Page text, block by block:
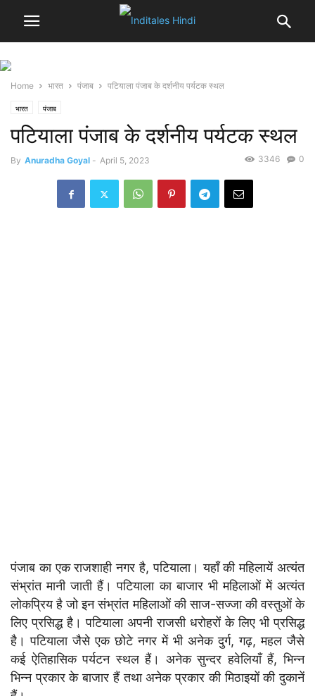
Home भारत पंजाब पटियाला पंजाब के दर्शनीय पर्यटक स्थल
भारत पंजाब
पटियाला पंजाब के दर्शनीय पर्यटक स्थल
By Anuradha Goyal - April 5, 2023 0
3346
पंजाब का एक राजशाही नगर है, पटियाला। यहाँ की महिलायें अत्यंत
संभ्रांत मानी जाती हैं। पटियाला का बाजार भी महिलाओं में अत्यंत
लोकप्रिय है जो इन संभ्रांत महिलाओं की साज-सज्जा की वस्तुओं के
लिए प्रसिद्ध है। पटियाला अपनी राजसी धरोहरों के लिए भी प्रसिद्ध
है। पटियाला जैसे एक छोटे नगर में भी अनेक दुर्ग, गढ़, महल जैसे
कई ऐतिहासिक पर्यटन स्थल हैं। अनेक सुन्दर हवेलियाँ हैं, भिन्न
भिन्न प्रकार के बाजार हैं तथा अनेक प्रकार की मिठाइयों की दुकानें